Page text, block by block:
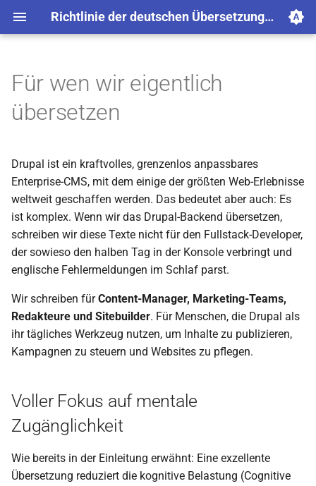
Richtlinie der deutschen Übersetzung von Drupal
Voller Fokus auf mentale
Zugänglichkeit
Anwender-Fokus
Das klassische Beispiel:
Verwaltung vs.
Administration
Wer lieber Englisch nutzt, darf
Für wen wir eigentlich
übersetzen
Drupal ist ein kraftvolles, grenzenlos anpassbares
Enterprise-CMS, mit dem einige der größten Web-Erlebnisse
weltweit geschaffen werden. Das bedeutet aber auch: Es
ist komplex. Wenn wir das Drupal-Backend übersetzen,
schreiben wir diese Texte nicht für den Fullstack-Developer,
der sowieso den halben Tag in der Konsole verbringt und
englische Fehlermeldungen im Schlaf parst.
Wir schreiben fürContent-Manager, Marketing-Teams,
Redakteure und Sitebuilder. Für Menschen, die Drupal als
ihr tägliches Werkzeug nutzen, um Inhalte zu publizieren,
Kampagnen zu steuern und Websites zu pflegen.
Voller Fokus auf mentale
Zugänglichkeit
Wie bereits in der Einleitung erwähnt: Eine exzellente
Übersetzung reduziert die kognitive Belastung (Cognitive